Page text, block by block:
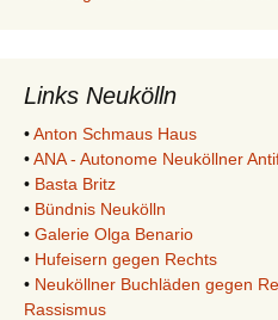
Links Neukölln
•Anton Schmaus Haus
•ANA - Autonome Neuköllner
• Basta Britz
• Bündnis Neukölln
• Galerie Olga Benario
• Hufeisern gegen Rechts
• Neuköllner Buchläden gegen
Rassismus